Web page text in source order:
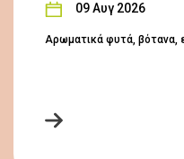
09 Αυγ 2026
Αρωματικά φυτά, βότανα,